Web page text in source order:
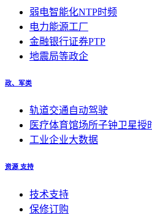
弱电智能化NTP时频
电力能源工厂
金融银行证券PTP
地震局等政企
政、军类
轨道交通自动驾驶
医疗体育馆场所子钟卫星授
工业企业大数据
资源 支持
技术支持
保修订购